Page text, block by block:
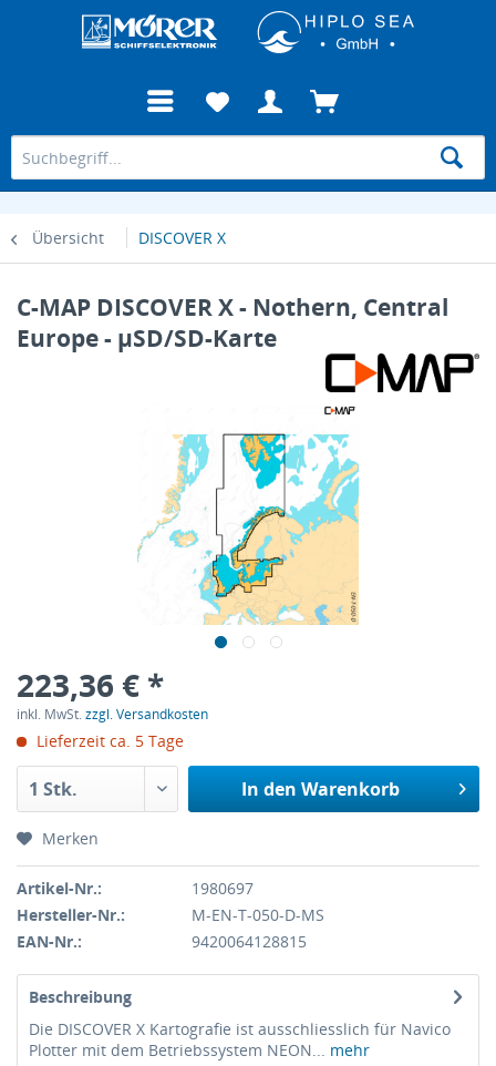
Übersicht DISCOVER X
C-MAP DISCOVER X - Nothern, Central
Europe - µSD/SD-Karte
223,36 € *
inkl. MwSt.zzgl. Versandkosten
Lieferzeit ca. 5 Tage
In den Warenkorb
Merken
Artikel-Nr.:
1980697
Hersteller-Nr.:
M-EN-T-050-D-MS
EAN-Nr.:
9420064128815
Beschreibung
Die DISCOVER X Kartografie ist ausschliesslich für Navico
Plotter mit dem Betriebssystem NEON... mehr